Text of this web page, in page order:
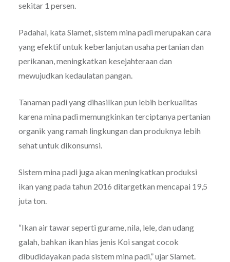
sekitar 1 persen.
Padahal, kata Slamet, sistem mina padi merupakan cara
yang efektif untuk keberlanjutan usaha pertanian dan
perikanan, meningkatkan kesejahteraan dan
mewujudkan kedaulatan pangan.
Tanaman padi yang dihasilkan pun lebih berkualitas
karena mina padi memungkinkan terciptanya pertanian
organik yang ramah lingkungan dan produknya lebih
sehat untuk dikonsumsi.
Sistem mina padi juga akan meningkatkan produksi
ikan yang pada tahun 2016 ditargetkan mencapai 19,5
juta ton.
“Ikan air tawar seperti gurame, nila, lele, dan udang
galah, bahkan ikan hias jenis Koi sangat cocok
dibudidayakan pada sistem mina padi,” ujar Slamet.